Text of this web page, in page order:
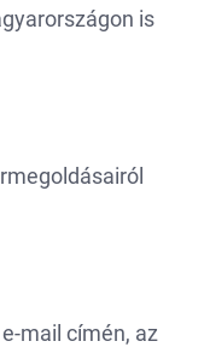
is
mail címén, az